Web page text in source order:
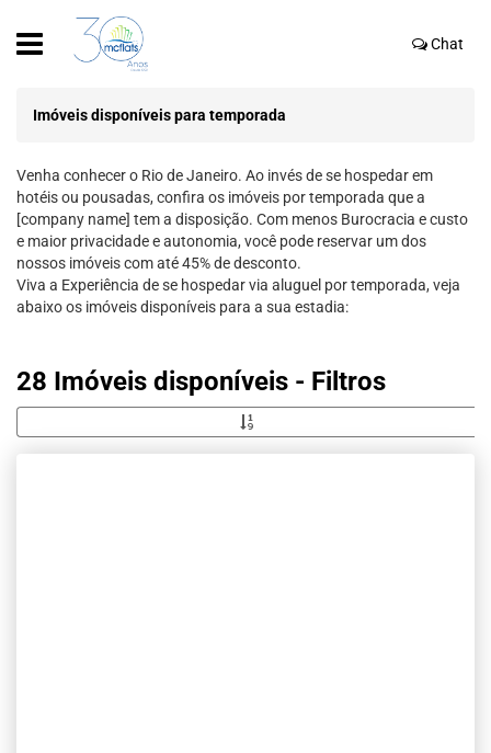
Chat
Imóveis disponíveis para temporada
Venha conhecer o Rio de Janeiro. Ao invés de se hospedar em
hotéis ou pousadas, confira os imóveis por temporada que a
[company name] tem a disposição. Com menos Burocracia e custo
e maior privacidade e autonomia, você pode reservar um dos
nossos imóveis com até 45% de desconto.
Viva a Experiência de se hospedar via aluguel por temporada, veja
abaixo os imóveis disponíveis para a sua estadia:
28 Imóveis disponíveis - Filtros